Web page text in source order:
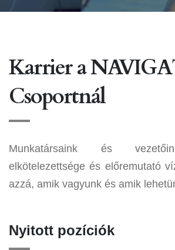
Karrier a
Csoportnál
Munkatársaink és
elkötelezettsége és előremutató
azzá, amik vagyunk és amik
Nyitott pozíciók